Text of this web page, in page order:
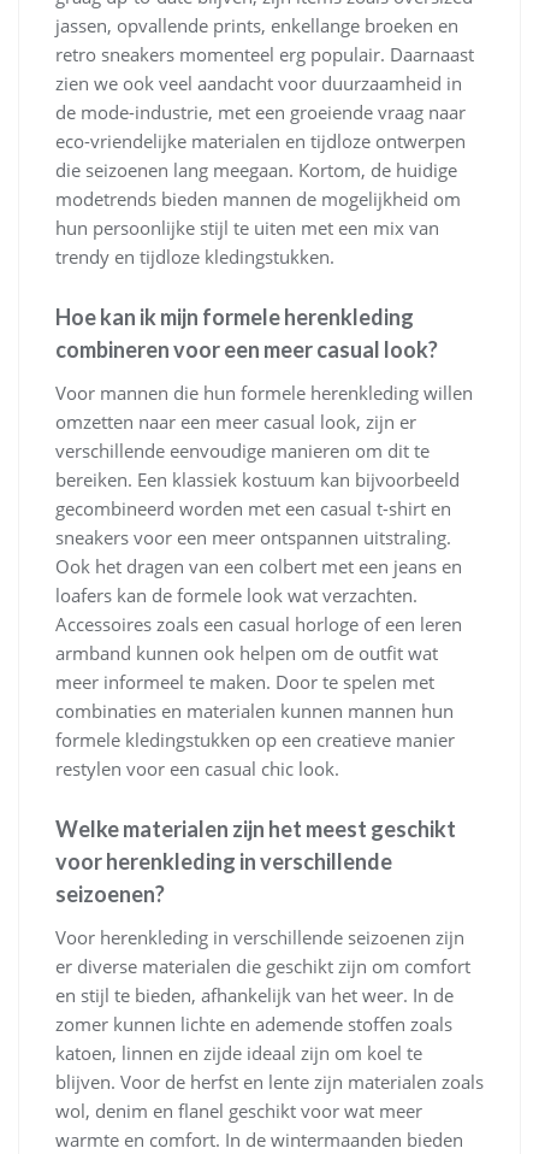
jassen, opvallende prints, enkellange broeken en
retro sneakers momenteel erg populair. Daarnaast
zien we ook veel aandacht voor duurzaamheid in
de mode-industrie, met een groeiende vraag naar
eco-vriendelijke materialen en tijdloze ontwerpen
die seizoenen lang meegaan. Kortom, de huidige
modetrends bieden mannen de mogelijkheid om
hun persoonlijke stijl te uiten met een mix van
trendy en tijdloze kledingstukken.
Hoe kan ik mijn formele herenkleding
combineren voor een meer casual look?
Voor mannen die hun formele herenkleding willen
omzetten naar een meer casual look, zijn er
verschillende eenvoudige manieren om dit te
bereiken. Een klassiek kostuum kan bijvoorbeeld
gecombineerd worden met een casual t-shirt en
sneakers voor een meer ontspannen uitstraling.
Ook het dragen van een colbert met een jeans en
loafers kan de formele look wat verzachten.
Accessoires zoals een casual horloge of een leren
armband kunnen ook helpen om de outfit wat
meer informeel te maken. Door te spelen met
combinaties en materialen kunnen mannen hun
formele kledingstukken op een creatieve manier
restylen voor een casual chic look.
Welke materialen zijn het meest geschikt
voor herenkleding in verschillende
seizoenen?
Voor herenkleding in verschillende seizoenen zijn
er diverse materialen die geschikt zijn om comfort
en stijl te bieden, afhankelijk van het weer. In de
zomer kunnen lichte en ademende stoffen zoals
katoen, linnen en zijde ideaal zijn om koel te
blijven. Voor de herfst en lente zijn materialen zoals
wol, denim en flanel geschikt voor wat meer
warmte en comfort. In de wintermaanden bieden